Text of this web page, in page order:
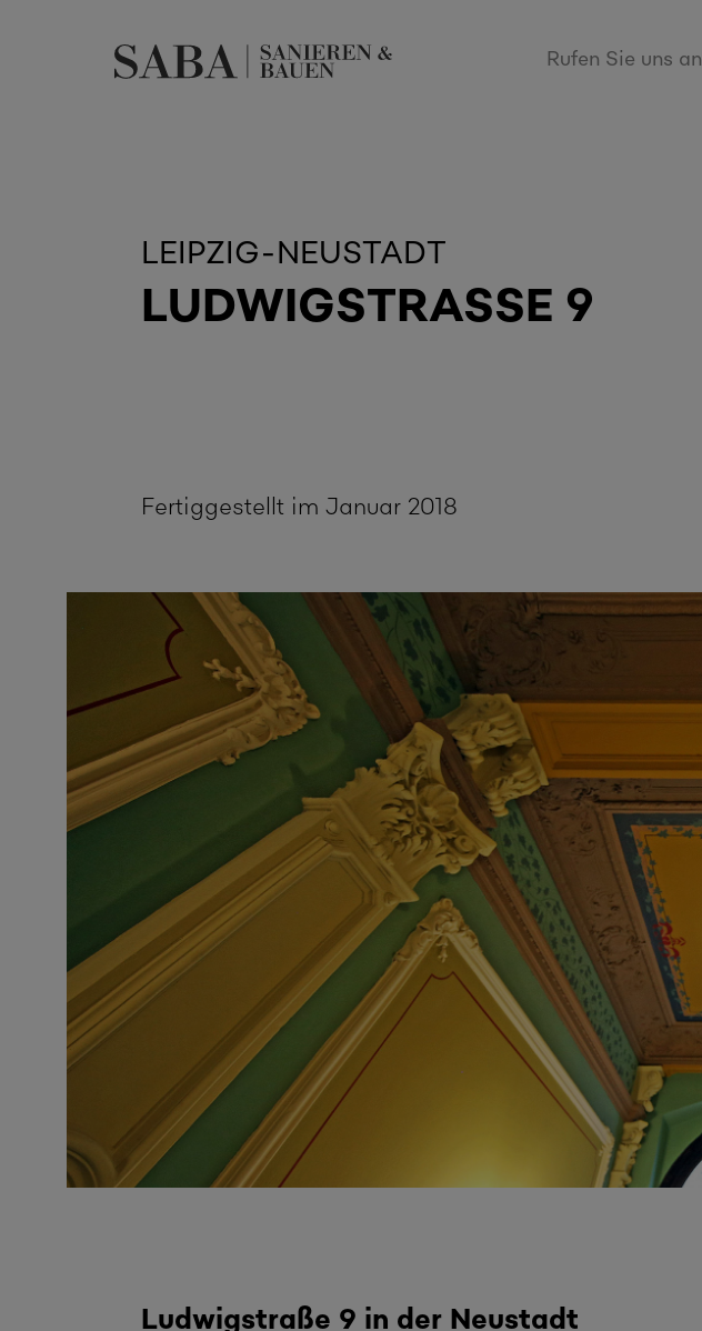
Rufen Sie uns an
LEIPZIG-NEUSTADT
LUDWIGSTRASSE 9
Fertiggestellt im Januar 2018
Ludwigstraße 9 in der Neustadt